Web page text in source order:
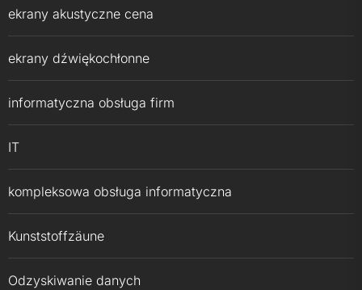
ekrany akustyczne cena
ekrany dźwiękochłonne
informatyczna obsługa firm
IT
kompleksowa obsługa informatyczna
Kunststoffzäune
Odzyskiwanie danych